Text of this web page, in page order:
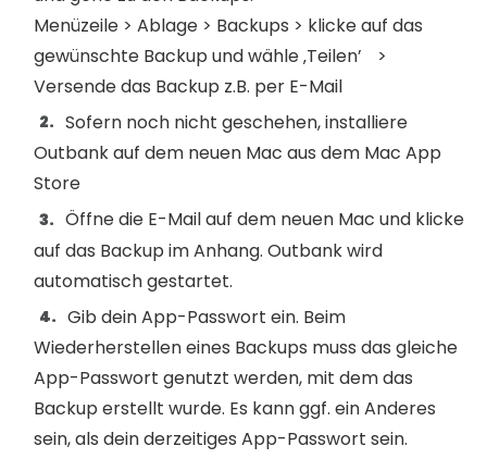
Menüzeile > Ablage > Backups > klicke auf das
gewünschte Backup und wähle ‚Teilen’ >
Versende das Backup z.B. per E-Mail
Sofern noch nicht geschehen, installiere
Outbank auf dem neuen Mac aus dem Mac App
Store
Öffne die E-Mail auf dem neuen Mac und klicke
auf das Backup im Anhang. Outbank wird
automatisch gestartet.
Gib dein App-Passwort ein. Beim
Wiederherstellen eines Backups muss das gleiche
App-Passwort genutzt werden, mit dem das
Backup erstellt wurde. Es kann ggf. ein Anderes
sein, als dein derzeitiges App-Passwort sein.